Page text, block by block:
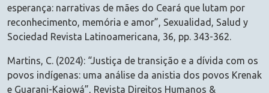
esperança: narrativas de mães do Ceará que lutam por
reconhecimento, memória e amor”, Sexualidad, Salud y
Sociedad Revista Latinoamericana, 36, pp. 343-362.
Martins, C. (2024): “Justiça de transição e a dívida com os
povos indígenas: uma análise da anistia dos povos Krenak
e Guarani-Kaiowá”, Revista Direitos Humanos &